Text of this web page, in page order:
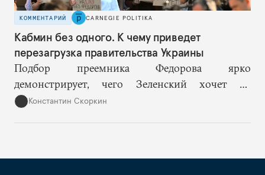
КОММЕНТАРИЙ CARNEGIE POLITIKA
Кабмин без одного. К чему приведет
перезагрузка правительства Украины
Подбор преемника Федорова ярко
демонстрирует, чего Зеленский хочет от
высшего военного руководства: продолжить
Константин Скоркин